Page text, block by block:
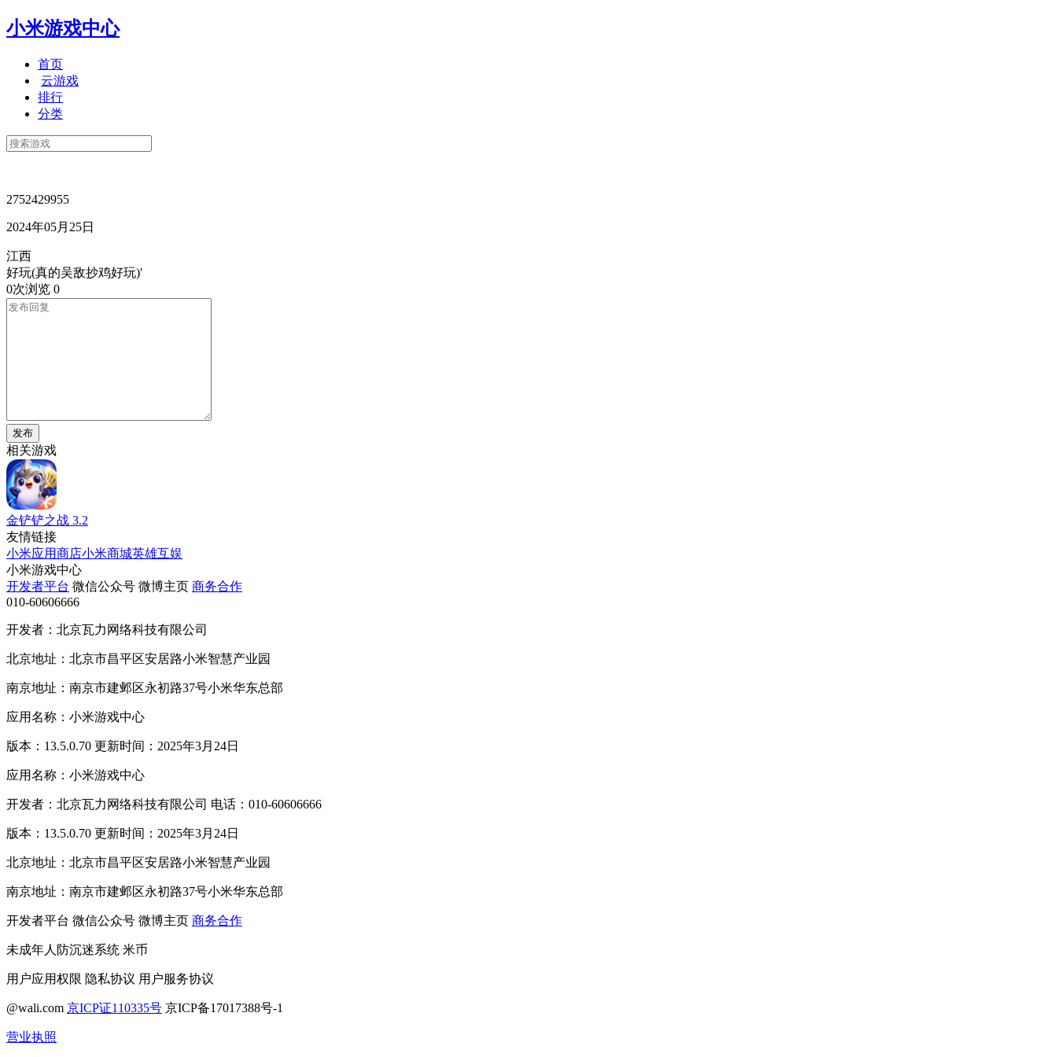
小米游戏中心
首页
云游戏
排行
分类
2752429955
2024年05月25日
江西
好玩(真的吴敌抄鸡好玩)′
0次浏览 0
发布
相关游戏
金铲铲之战 3.2
友情链接
小米应用商店小米商城英雄互娱
小米游戏中心
开发者平台 微信公众号 微博主页 商务合作
010-60606666
开发者：北京瓦力网络科技有限公司
北京地址：北京市昌平区安居路小米智慧产业园
南京地址：南京市建邺区永初路37号小米华东总部
应用名称：小米游戏中心
版本：13.5.0.70 更新时间：2025年3月24日
应用名称：小米游戏中心
开发者：北京瓦力网络科技有限公司 电话：010-60606666
版本：13.5.0.70 更新时间：2025年3月24日
北京地址：北京市昌平区安居路小米智慧产业园
南京地址：南京市建邺区永初路37号小米华东总部
开发者平台 微信公众号 微博主页 商务合作
未成年人防沉迷系统 米币
用户应用权限 隐私协议 用户服务协议
@wali.com 京ICP证110335号 京ICP备17017388号-1
营业执照